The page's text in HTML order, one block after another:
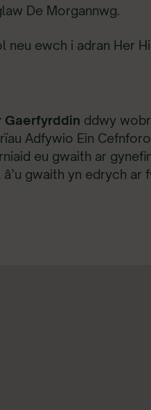
De Morgannwg.
ewch i adran Her
Gaerfyrddin ddwy
Adfywio Ein
eu gwaith ar
gwaith yn edrych ar